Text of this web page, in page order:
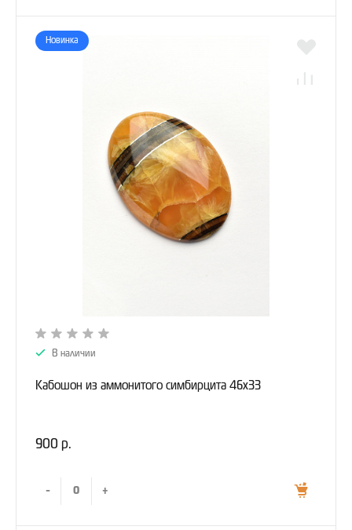
Новинка
В наличии
Кабошон из аммонитого симбирцита 46х33
900 р.
- +